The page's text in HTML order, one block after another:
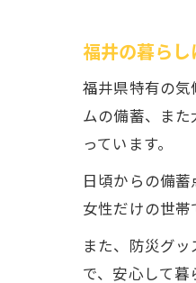
福井の暮ら
福井県特有の
ムの備蓄、ま
っています。
日頃からの備
女性だけの世
また、防災グ
で、安心して暮